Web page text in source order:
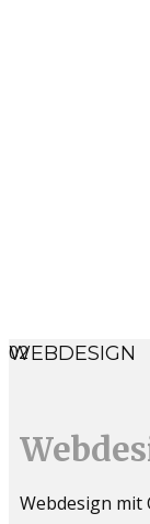
02
WEBDESIGN
Webdesign mit